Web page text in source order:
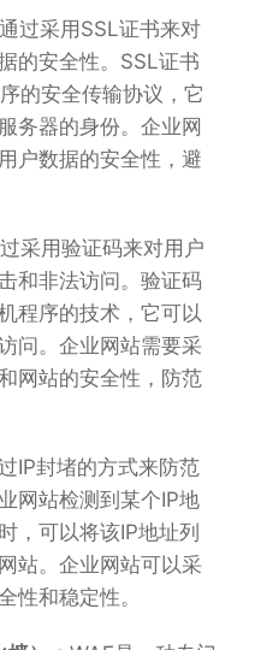
过采用SSL证书来对
的安全性。SSL证书
的安全传输协议，它
务器的身份。企业网
户数据的安全性，避
采用验证码来对用户
和非法访问。验证码
程序的技术，它可以
问。企业网站需要采
网站的安全性，防范
IP封堵的方式来防范
网站检测到某个IP地
，可以将该IP地址列
站。企业网站可以采
性和稳定性。